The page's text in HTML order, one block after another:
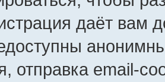
даёт вам
отправка email-